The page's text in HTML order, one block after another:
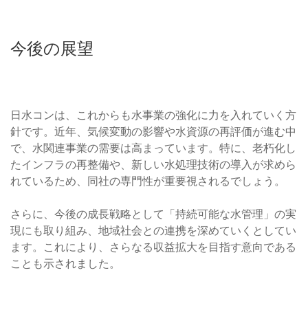
今後の展望
日水コンは、これからも水事業の強化に力を入れていく方
針です。近年、気候変動の影響や水資源の再評価が進む中
で、水関連事業の需要は高まっています。特に、老朽化し
たインフラの再整備や、新しい水処理技術の導入が求めら
れているため、同社の専門性が重要視されるでしょう。
さらに、今後の成長戦略として「持続可能な水管理」の実
現にも取り組み、地域社会との連携を深めていくとしてい
ます。これにより、さらなる収益拡大を目指す意向である
ことも示されました。